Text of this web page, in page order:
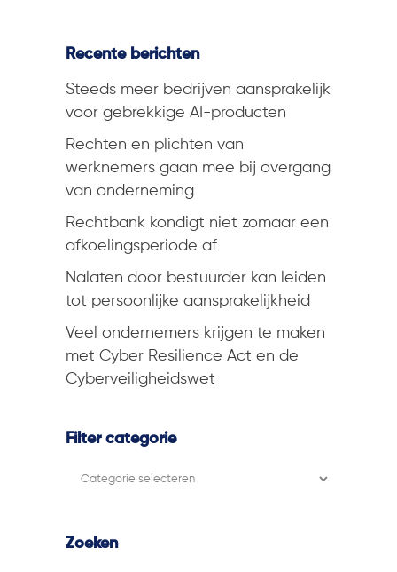
Recente berichten
Steeds meer bedrijven aansprakelijk
voor gebrekkige AI-producten
Rechten en plichten van
werknemers gaan mee bij overgang
van onderneming
Rechtbank kondigt niet zomaar een
afkoelingsperiode af
Nalaten door bestuurder kan leiden
tot persoonlijke aansprakelijkheid
Veel ondernemers krijgen te maken
met Cyber Resilience Act en de
Cyberveiligheidswet
Filter categorie
Filter
Zoeken